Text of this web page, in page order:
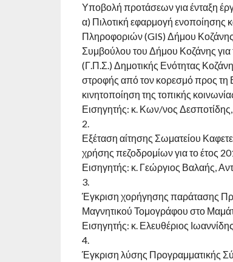
Υποβολή προτάσεων για ένταξη
α) Πιλοτική εφαρμογή ενοποίησης
Πληροφοριών (GIS) Δήμου
Συμβούλου του Δήμου Κοζάνης για
(Γ.Π.Σ.) Δημοτικής Ενότητας
στροφής από τον κορεσμό προς τη
κινητοποίηση της τοπικής
Εισηγητής: κ. Κων/νος
2.
Εξέταση αίτησης Σωματείου
χρήσης πεζοδρομίων για το έτος
Εισηγητής: κ. Γεώργιος Βαλαής,
3.
Έγκριση χορήγησης παράτασης
Μαγνητικού Τομογράφου στο
Εισηγητής: κ. Ελευθέριος
4.
Έγκριση λύσης Προγραμματικής